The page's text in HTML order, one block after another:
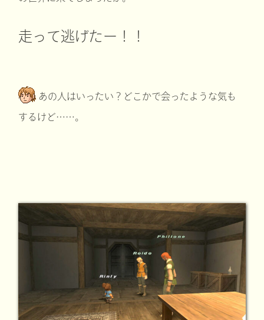
走って逃げたー！！
あの人はいったい？どこかで会ったような気も
するけど……。